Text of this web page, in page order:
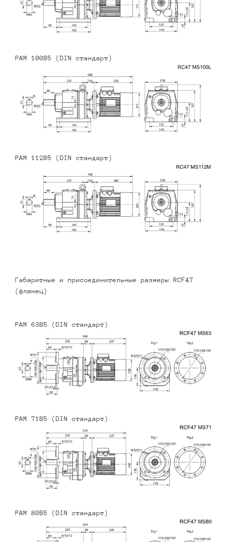
PAM 100B5 (DIN стандарт)
PAM 112B5 (DIN стандарт)
Габаритные и присоединительные размеры RCF47
(фланец)
PAM 63B5 (DIN стандарт)
PAM 71B5 (DIN стандарт)
PAM 80B5 (DIN стандарт)